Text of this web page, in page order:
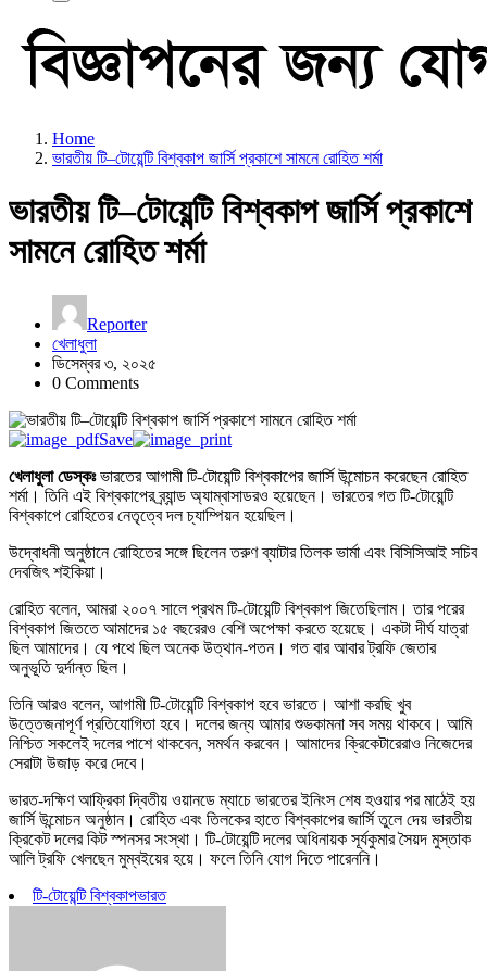
Home
ভারতীয় টি–টোয়েন্টি বিশ্বকাপ জার্সি প্রকাশে সামনে রোহিত শর্মা
ভারতীয় টি–টোয়েন্টি বিশ্বকাপ জার্সি প্রকাশে
সামনে রোহিত শর্মা
Reporter
খেলাধুলা
ডিসেম্বর ৩, ২০২৫
0 Comments
Save
খেলাধুলা ডেস্কঃভারতের আগামী টি-টোয়েন্টি বিশ্বকাপের জার্সি উন্মোচন করেছেন রোহিত
শর্মা। তিনি এই বিশ্বকাপের ব্র্যান্ড অ্যাম্বাসাডরও হয়েছেন। ভারতের গত টি-টোয়েন্টি
বিশ্বকাপে রোহিতের নেতৃত্বে দল চ্যাম্পিয়ন হয়েছিল।
উদ্বোধনী অনুষ্ঠানে রোহিতের সঙ্গে ছিলেন তরুণ ব্যাটার তিলক ভার্মা এবং বিসিসিআই সচিব
দেবজিৎ শইকিয়া।
রোহিত বলেন, আমরা ২০০৭ সালে প্রথম টি-টোয়েন্টি বিশ্বকাপ জিতেছিলাম। তার পরের
বিশ্বকাপ জিততে আমাদের ১৫ বছরেরও বেশি অপেক্ষা করতে হয়েছে। একটা দীর্ঘ যাত্রা
ছিল আমাদের। যে পথে ছিল অনেক উত্থান-পতন। গত বার আবার ট্রফি জেতার
অনুভূতি দুর্দান্ত ছিল।
তিনি আরও বলেন, আগামী টি-টোয়েন্টি বিশ্বকাপ হবে ভারতে। আশা করছি খুব
উত্তেজনাপূর্ণ প্রতিযোগিতা হবে। দলের জন্য আমার শুভকামনা সব সময় থাকবে। আমি
নিশ্চিত সকলেই দলের পাশে থাকবেন, সমর্থন করবেন। আমাদের ক্রিকেটারেরাও নিজেদের
সেরাটা উজাড় করে দেবে।
ভারত-দক্ষিণ আফ্রিকা দ্বিতীয় ওয়ানডে ম্যাচে ভারতের ইনিংস শেষ হওয়ার পর মাঠেই হয়
জার্সি উন্মোচন অনুষ্ঠান। রোহিত এবং তিলকের হাতে বিশ্বকাপের জার্সি তুলে দেয় ভারতীয়
ক্রিকেট দলের কিট স্পনসর সংস্থা। টি-টোয়েন্টি দলের অধিনায়ক সূর্যকুমার সৈয়দ মুস্তাক
আলি ট্রফি খেলছেন মুম্বইয়ের হয়ে। ফলে তিনি যোগ দিতে পারেননি।
টি-টোয়েন্টি বিশ্বকাপভারত